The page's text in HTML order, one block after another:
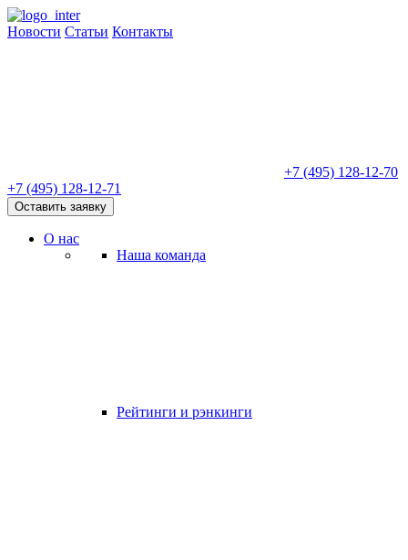
Новости Статьи Контакты
+7 (495) 128-12-70
+7 (495) 128-12-71
Оставить заявку
О нас
Наша команда
Рейтинги и рэнкинги